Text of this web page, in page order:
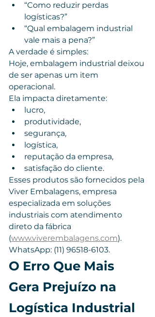
“Como reduzir perdas
logísticas?”
“Qual embalagem industrial
vale mais a pena?”
A verdade é simples:
Hoje, embalagem industrial deixou
de ser apenas um item
operacional.
Ela impacta diretamente:
lucro,
produtividade,
segurança,
logística,
reputação da empresa,
satisfação do cliente.
Esses produtos são fornecidos pela
Viver Embalagens, empresa
especializada em soluções
industriais com atendimento
direto da fábrica
(www.viverembalagens.com).
WhatsApp: (11) 96518-6103.
O Erro Que Mais
Gera Prejuízo na
Logística Industrial